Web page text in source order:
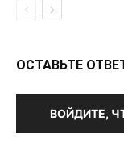
ОСТАВЬТЕ
ВОЙДИТЕ,